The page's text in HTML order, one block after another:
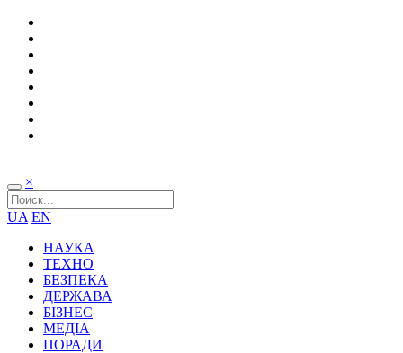
×
UA EN
НАУКА
ТЕХНО
БЕЗПЕКА
ДЕРЖАВА
БІЗНЕС
МЕДІА
ПОРАДИ